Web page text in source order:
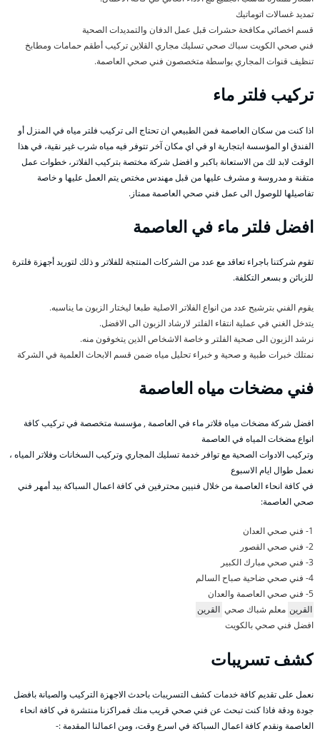
تمديد غسالات اتوماتيك
قسم اخصائي مكافحة حشرات قبل عمل الدفان والتمديدات الصحية
فني صحي الكويت سباك صحي تسليك مجاري القلاين تركيب أطقم حمامات ومطابخ
تنظيف قنوات المجاري بواسطة متخصصون فني صحي العاصمة.
تركيب فلتر ماء
اذا كنت من سكان العاصمة فمن الطبيعي ان تحتاج الى تركيب فلتر مياه في المنزل أو
الفندق او المؤسسة ابتجارية او في اي مكان آخر تتوفر فيه مياه شرب غير نقية، في هذا
الوقت لابد لك من الاستعانة باكبر و افضل شركة مختصة بتركيب الفلاتر، خطوات عمل
متقنة و مدروسة و مشرف عليها من قبل مهندس مختص يتم العمل عليها و خاصة
تفاصيلها للوصول الى عمل فني صحي العاصمة ممتاز.
افضل فلتر ماء في العاصمة
تقوم شركتنا باجراء تعاقد مع عدد من الشركات المنتجة للفلاتر و ذلك لتوريد أجهزة فلترة
للزبائن و بسعر التكلفة.
يقوم الفني بترشيح عدد من انواع الفلاتر الاصلية طبعا ليختار الزبون ما يناسبه.
يتدخل الغني في عملية انتقاء الفلتر لارشاد الزبون الى الافضل.
نرشد الزبون الى صحية الفلتر و خاصة الاشخاص الذين يتخوفون منه.
نمتلك خبرات طبية و صحية و خبراء تحليل مياه ضمن قسم الابحاث العلمية في الشركة
فني مضخات مياه العاصمة
افضل شركة مضخات مياه فلاتر ماء في العاصمة , مؤسسة متخصصة في تركيب كافة
انواع مضخات المياه في العاصمة
وتركيب الادوات الصحية مع توافر خدمة تسليك المجاري وتركيب السخانات وفلاتر المياه ،
نعمل طوال ايام الاسبوع
في كافة انحاء العاصمة من خلال فنيين محترفين في كافة اعمال السباكة بيد أمهر فني
صحي العاصمة:
1- فني صحي العدان
2- فني صحي القصور
3- فني صحي مبارك الكبير
4- فني صحي ضاحية صباح السالم
5- فني صحي العاصمة والعدان
القرين معلم شباك صحي القرين
افضل فني صحي بالكويت
كشف تسريبات
نعمل على تقديم كافة خدمات كشف التسريبات باحدث الاجهزة التركيب والصيانة بافضل
جودة ودقة فاذا كنت تبحث عن فني صحي قريب منك فمراكزنا منتشرة في كافة انحاء
العاصمة ونقدم كافة اعمال السباكة في اسرع وقت، ومن اعمالنا المقدمة :-